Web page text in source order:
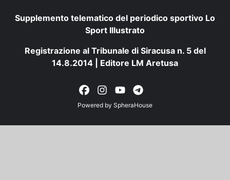
Supplemento telematico del periodico sportivo Lo
Sport Illustrato
Registrazione al Tribunale di Siracusa n. 5 del
14.8.2014 | Editore LM Aretusa
Powered by SpheraHouse